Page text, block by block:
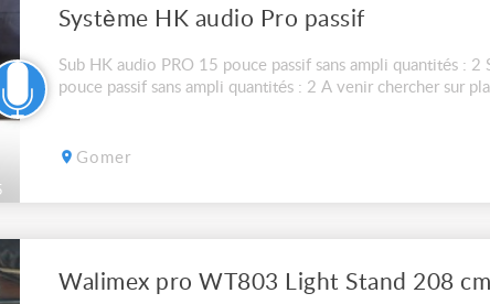
Système HK audio Pro passif
Sub HK audio PRO 15 pouce passif sans ampli quantités :
pouce passif sans ampli quantités : 2 A venir chercher sur
Gomer
Walimex pro WT803 Light Stand 208 cm